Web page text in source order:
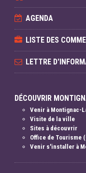
AGENDA
LISTE DES
LETTRE
DÉCOUVRIR
Venir à Montignac-
Visite de la ville
Sites à découvrir
Office de Tourisme
Venir s'installer à